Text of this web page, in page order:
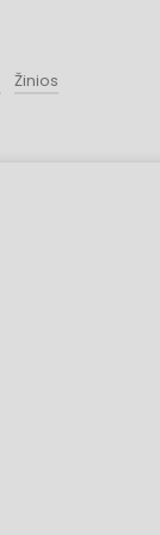
Žinios